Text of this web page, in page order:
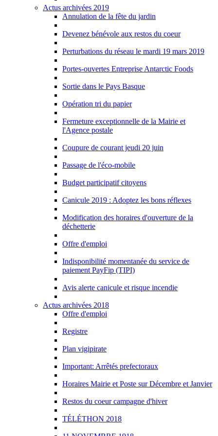
Actus archivées 2019
Annulation de la fête du jardin
Devenez bénévole aux restos du coeur
Perturbations du réseau le mardi 19 mars 2019
Portes-ouvertes Entreprise Antarctic Foods
Sortie dans le Pays Basque
Opération tri du papier
Fermeture exceptionnelle de la Mairie et
l'Agence postale
Coupure de courant jeudi 20 juin
Passage de l'éco-mobile
Budget participatif citoyens
Canicule 2019 : Adoptez les bons réflexes
Modification des horaires d'ouverture de la
déchetterie
Offre d'emploi
Indisponibilité momentanée du service de
paiement PayFip (TIPI)
Avis alerte canicule et risque incendie
Actus archivées 2018
Offre d'emploi
Registre
Plan vigipirate
Important: Arrêtés prefectoraux
Horaires Mairie et Poste sur Décembre et Janvier
Restos du coeur campagne d'hiver
TÉLÉTHON 2018